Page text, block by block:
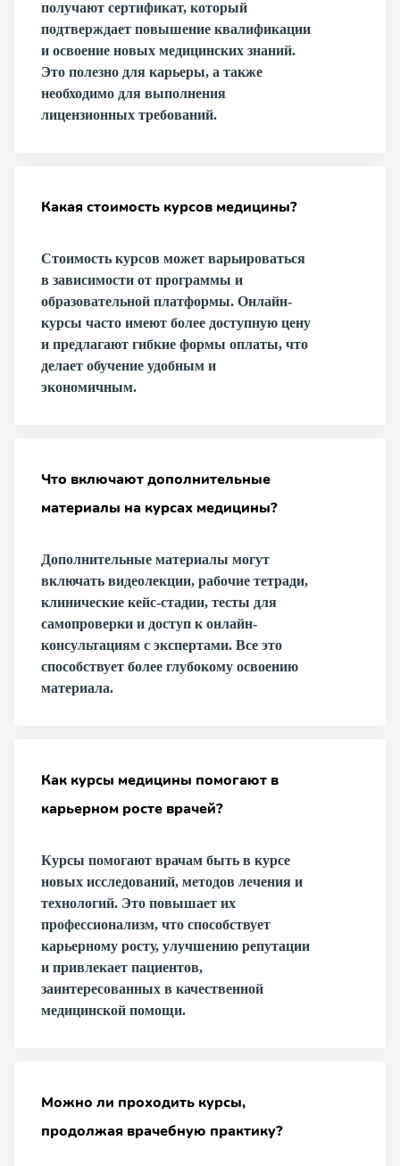
получают сертификат, который
подтверждает повышение квалификации
и освоение новых медицинских знаний.
Это полезно для карьеры, а также
необходимо для выполнения
лицензионных требований.
Какая стоимость курсов медицины?
Стоимость курсов может варьироваться
в зависимости от программы и
образовательной платформы. Онлайн-
курсы часто имеют более доступную цену
и предлагают гибкие формы оплаты, что
делает обучение удобным и
экономичным.
Что включают дополнительные
материалы на курсах медицины?
Дополнительные материалы могут
включать видеолекции, рабочие тетради,
клинические кейс-стадии, тесты для
самопроверки и доступ к онлайн-
консультациям с экспертами. Все это
способствует более глубокому освоению
материала.
Как курсы медицины помогают в
карьерном росте врачей?
Курсы помогают врачам быть в курсе
новых исследований, методов лечения и
технологий. Это повышает их
профессионализм, что способствует
карьерному росту, улучшению репутации
и привлекает пациентов,
заинтересованных в качественной
медицинской помощи.
Можно ли проходить курсы,
продолжая врачебную практику?